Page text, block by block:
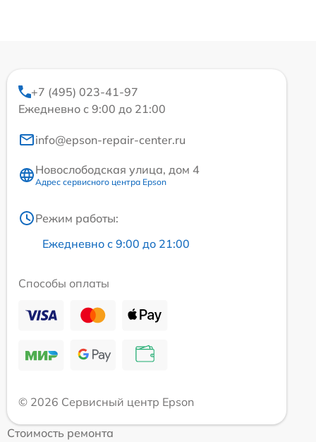
+7 (495) 023-41-97
Ежедневно с 9:00 до 21:00
info@epson-repair-center.ru
Новослободская улица, дом 4
Адрес сервисного центра Epson
Режим работы:
Ежедневно с 9:00 до 21:00
Способы оплаты
© 2026 Сервисный центр Epson
Стоимость ремонта